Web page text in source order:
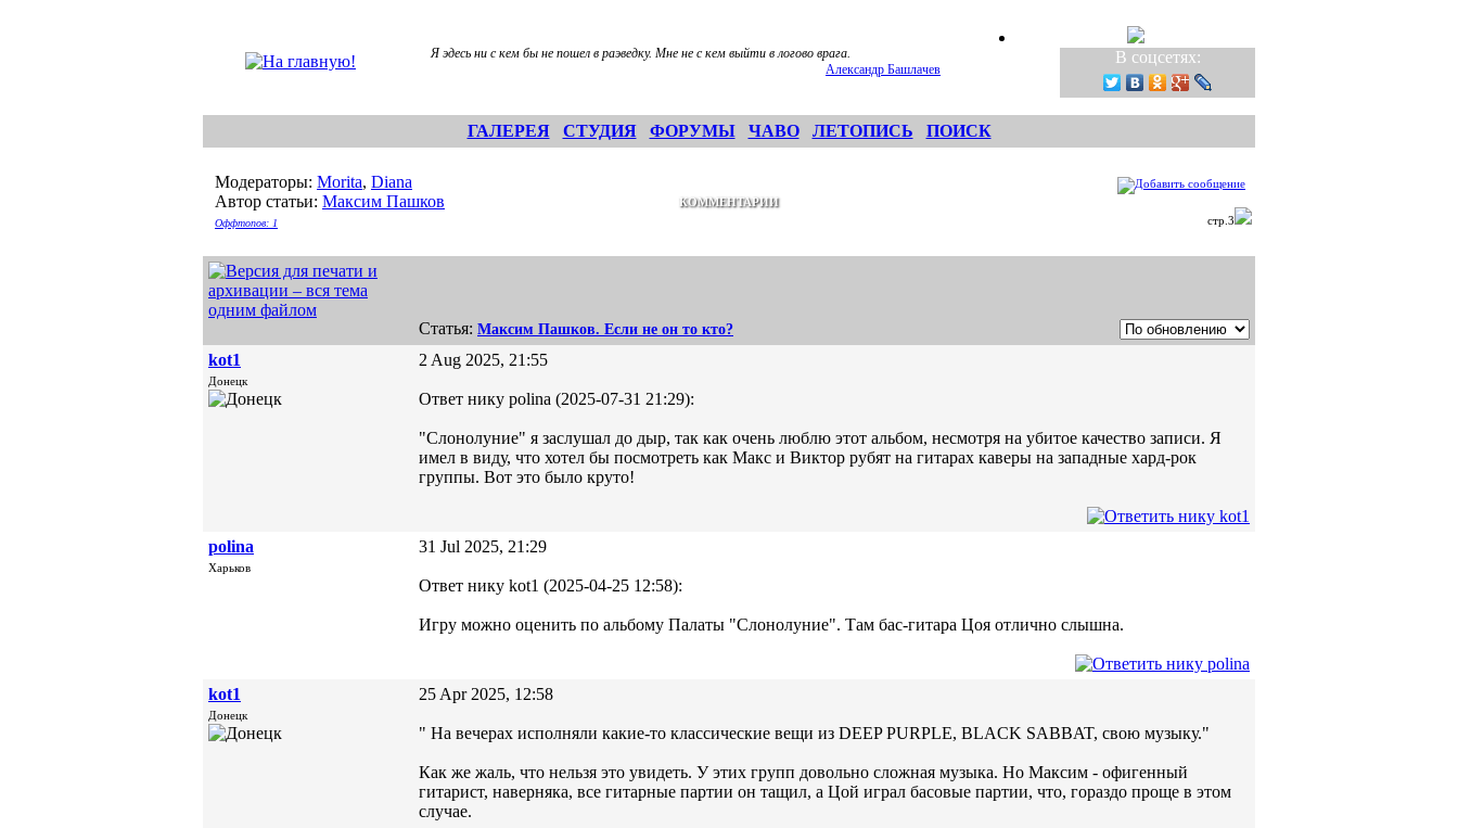
Я эдесь ни с кем бы не пошел в раэведку. Мне не с кем выйти в логово врага.
Александр Башлачев
В соцсетях:
ГАЛЕРЕЯ СТУДИЯ ФОРУМЫ ЧАВО ЛЕТОПИСЬ ПОИСК
Модераторы: Morita, Diana
Автор статьи: Максим Пашков
Оффтопов: 1
КОММЕНТАРИИ
стр.3
Статья: Максим Пашков. Если не он то кто?
kot1
Донецк
2 Aug 2025, 21:55
Ответ нику polina (2025-07-31 21:29):
"Слонолуние" я заслушал до дыр, так как очень люблю этот альбом, несмотря на убитое качество записи. Я
имел в виду, что хотел бы посмотреть как Макс и Виктор рубят на гитарах каверы на западные хард-рок
группы. Вот это было круто!
polina
Харьков
31 Jul 2025, 21:29
Ответ нику kot1 (2025-04-25 12:58):
Игру можно оценить по альбому Палаты "Слонолуние". Там бас-гитара Цоя отлично слышна.
kot1
Донецк
25 Apr 2025, 12:58
" На вечерах исполняли какие-то классические вещи из DEEP PURPLE, BLACK SABBAT, свою музыку."
Как же жаль, что нельзя это увидеть. У этих групп довольно сложная музыка. Но Максим - офигенный
гитарист, наверняка, все гитарные партии он тащил, а Цой играл басовые партии, что, гораздо проще в этом
случае.